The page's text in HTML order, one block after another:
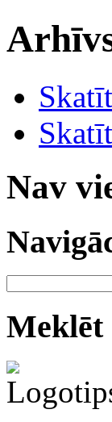
Nav
Meklēt